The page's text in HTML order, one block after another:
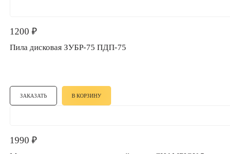
1200 ₽
Пила дисковая ЗУБР-75 ПДП-75
ЗАКАЗАТЬ В КОРЗИНУ
1990 ₽